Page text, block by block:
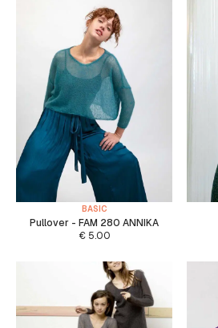
BASIC
Pullover - FAM 280 ANNIKA
€5.00